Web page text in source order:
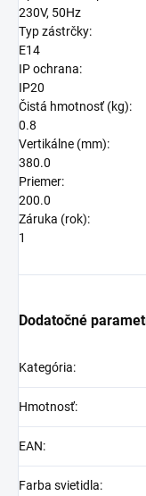
230V, 50Hz
Typ zástrčky:
E14
IP ochrana:
IP20
Čistá hmotnosť (kg):
0.8
Vertikálne (mm):
380.0
Priemer:
200.0
Záruka (rok):
1
Dodatočné
Kategória:
Hmotnosť:
EAN:
Farba svietidla: